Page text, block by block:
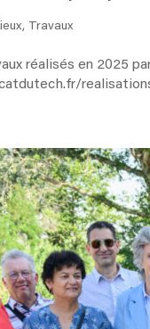
, Travaux
réalisés en 2025